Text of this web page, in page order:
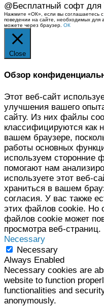
@Бесплатный софт для
Нажмите «ОК», если вы соглашаетесь с
поведении на сайте, необходимых для
можете через браузер. ОК
Close
Обзор
Этот веб-сайт
улучшения вашего
сайту. Из них файлы
классифицируются как
вашем браузере,
работы основных
используем сторонние
помогают нам
используете этот веб-
храниться в вашем
согласия. У вас также
этих файлов cookie. Но
файлов cookie может
просмотра веб-страниц.
Necessary
Necessary
Always Enabled
Necessary cookies are
website to function
functionalities and
anonymously.